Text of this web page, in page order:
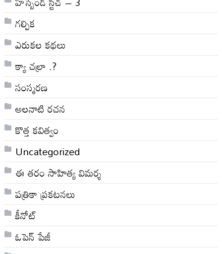
గల్పిక
ఎరుకల కథలు
క్యా చల్రా .?
సంస్మరణ
అలనాటి రచన
కొత్త కవిత్వం
Uncategorized
ఈ తరం సాహిత్య విమర్శ
పత్రికా ప్రకటనలు
కీనోట్
ఓపెన్ పేజీ